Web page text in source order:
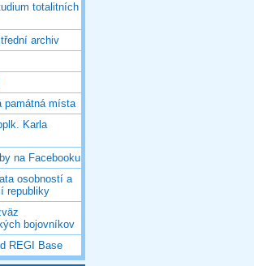
totalitních
archiv
památná místa
Karla
na Facebooku
osobností a
republiky
bojovníkov
REGI Base